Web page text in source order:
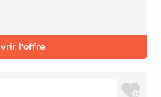
l'offre